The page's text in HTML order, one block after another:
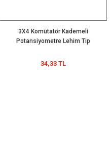
3X4 Komütatör Kademeli
Potansiyometre Lehim Tip
34,33 TL